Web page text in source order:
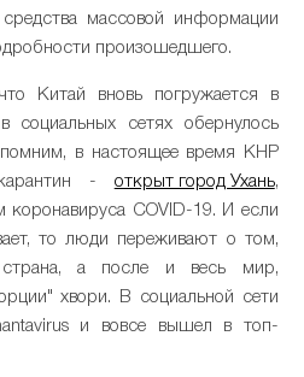
массовой информации
произошедшего.
Китай вновь погружается в
социальных сетях обернулось
в настоящее время КНР
- открыт город Ухань,
коронавируса COVID-19. И если
то люди переживают о том,
страна, а после и весь мир,
хвори. В социальной сети
и вовсе вышел в топ-